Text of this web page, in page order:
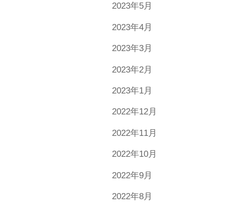
2023年5月
2023年4月
2023年3月
2023年2月
2023年1月
2022年12月
2022年11月
2022年10月
2022年9月
2022年8月